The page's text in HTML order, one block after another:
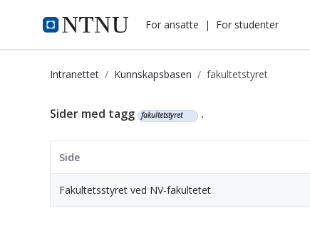
i.ntnu.no For ansatte | For studenter
Intranettet Kunnskapsbasen fakultetstyret
Kunnskapsbasen
Sider med tagg fakultetstyret .
Side
Fakultetsstyret ved NV-fakultetet